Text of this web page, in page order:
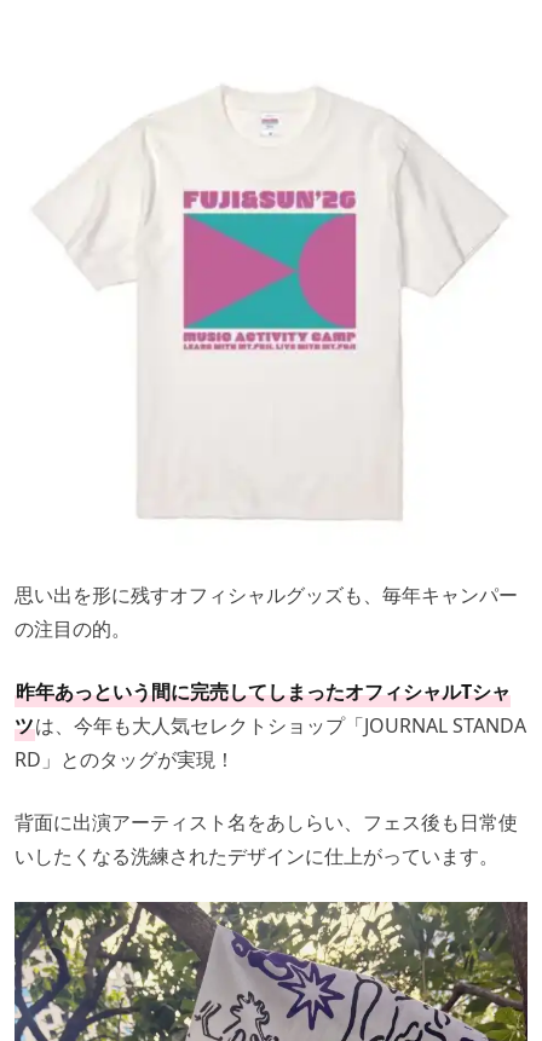
思い出を形に残すオフィシャルグッズも、毎年キャンパー
の注目の的。
昨年あっという間に完売してしまったオフィシャルTシャ
ツは、今年も大人気セレクトショップ「JOURNAL STANDA
RD」とのタッグが実現！
背面に出演アーティスト名をあしらい、フェス後も日常使
いしたくなる洗練されたデザインに仕上がっています。